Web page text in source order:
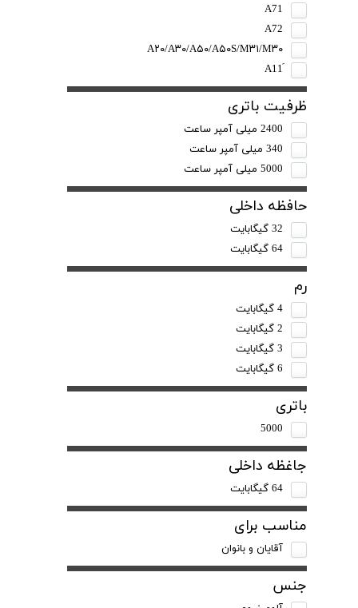
A71
A72
A۲۰/A۳۰/A۵۰/A۵۰S/M۳۱/M۳۰
ظرفیت باتری
2400 میلی آمپر ساعت
340 میلی آمپر ساعت
5000 میلی آمپر ساعت
حافظه داخلی
32 گیگابایت
64 گیگابایت
رم
4 گیگابایت
2 گیگابایت
3 گیگابایت
6 گیگابایت
باتری
5000
جاغظه داخلی
64 گیگابایت
مناسب برای
آقایان و بانوان
جنس